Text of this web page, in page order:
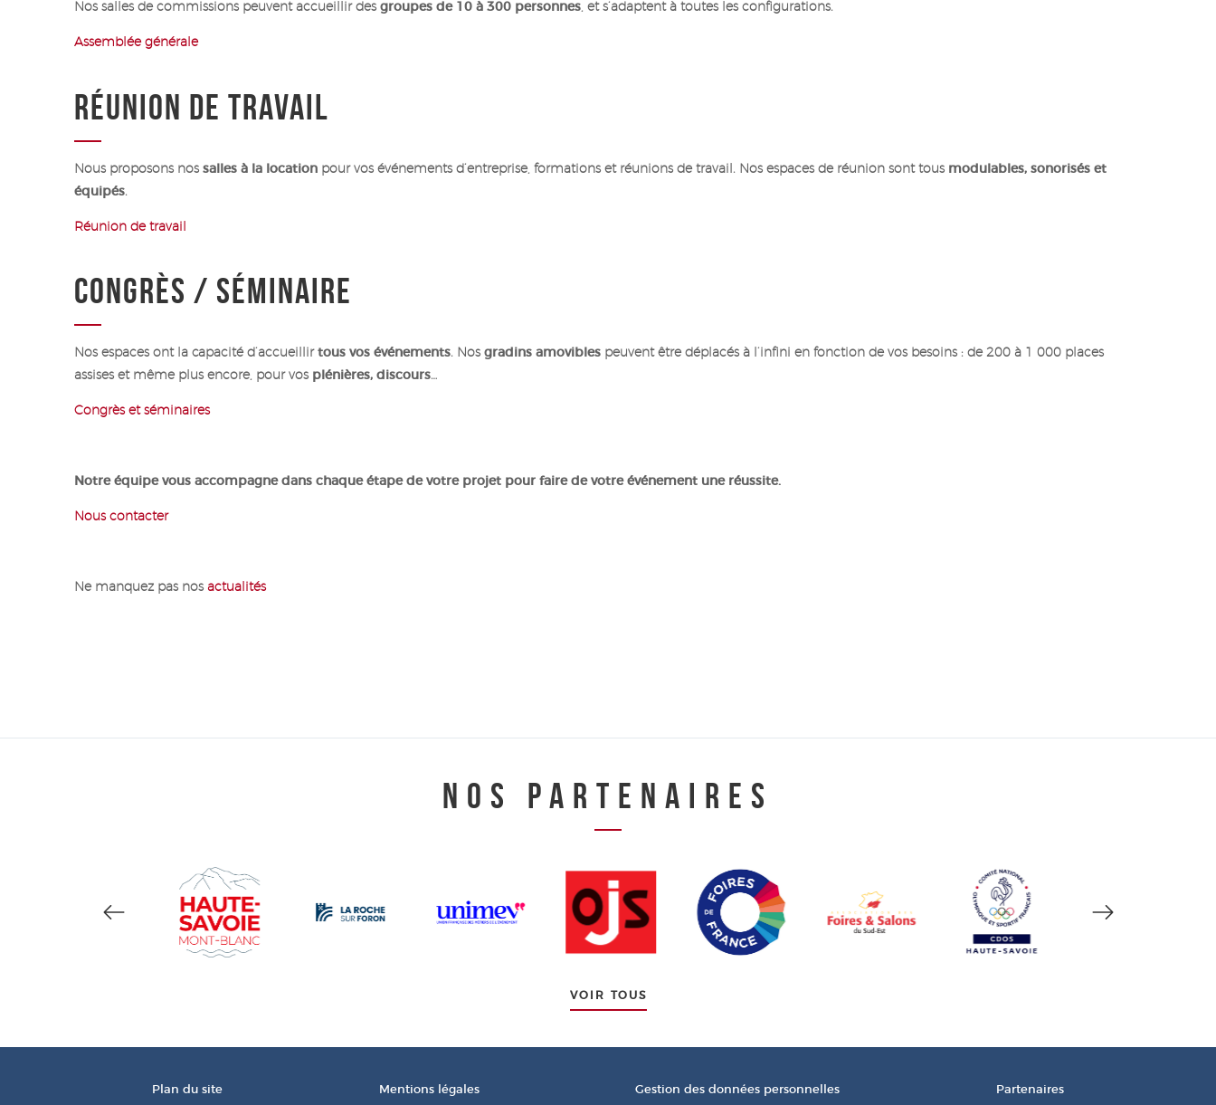
Nos salles de commissions peuvent accueillir des groupes de 10 à 300 personnes, et s’adaptent à toutes les configurations.
Assemblée générale
RÉUNION DE TRAVAIL
Nous proposons nos salles à la location pour vos événements d’entreprise, formations et réunions de travail. Nos espaces de réunion sont tous modulables, sonorisés et
équipés.
Réunion de travail
CONGRÈS / SÉMINAIRE
Nos espaces ont la capacité d’accueillir tous vos événements. Nos gradins amovibles peuvent être déplacés à l’infini en fonction de vos besoins : de 200 à 1 000 places
assises et même plus encore, pour vos plénières, discours…
Congrès et séminaires
Notre équipe vous accompagne dans chaque étape de votre projet pour faire de votre événement une réussite.
Nous contacter
Ne manquez pas nos actualités
NOS PARTENAIRES
VOIR TOUS
Plan du site Mentions légales Gestion des données personnelles Partenaires